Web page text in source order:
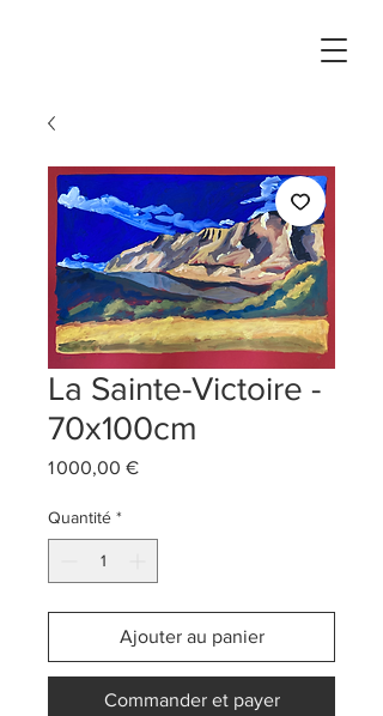
La Sainte-Victoire -
70x100cm
1 000,00 €Prix
Quantité *
Ajouter au panier
Commander et payer